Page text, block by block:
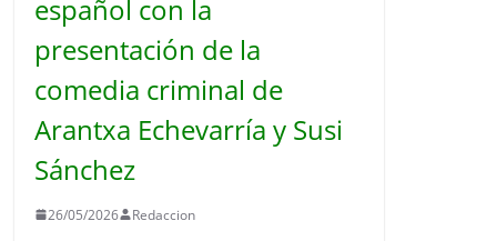
español con la
presentación de la
comedia criminal de
Arantxa Echevarría y Susi
Sánchez
26/05/2026 Redaccion